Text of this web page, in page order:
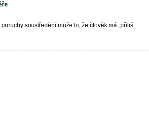
soustředění může to, že člověk má „příliš